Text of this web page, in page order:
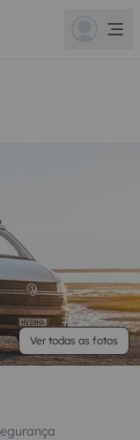
Ver todas as fotos